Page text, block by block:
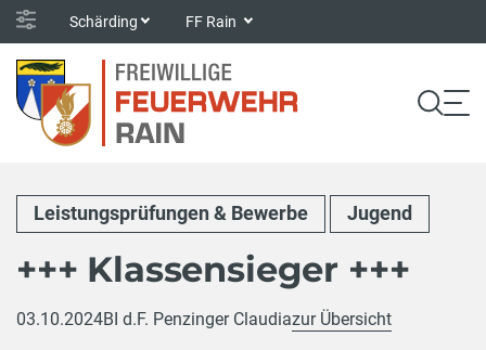
Schärding FF Rain
Leistungsprüfungen & Bewerbe Jugend
+++ Klassensieger +++
03.10.2024BI d.F. Penzinger Claudiazur Übersicht